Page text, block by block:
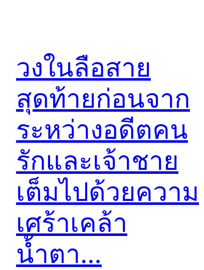
วงในลือสาย
สุดท้ายก่อนจาก
ระหว่างอดีตคน
รักและเจ้าชาย
เต็มไปด้วยความ
เศร้าเคล้า
น้ำตา…